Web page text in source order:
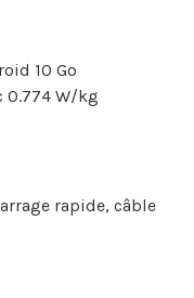
10 Go
0.774 W/kg
rapide, câble